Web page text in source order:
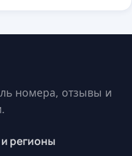
номера, отзывы и
регионы